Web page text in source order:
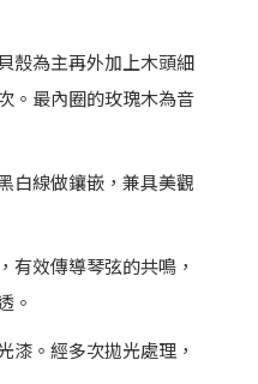
殼為主再外加上木頭細
。最內圈的玫瑰木為音
白線做鑲嵌，兼具美觀
有效傳導琴弦的共鳴，
。
漆。經多次拋光處理，